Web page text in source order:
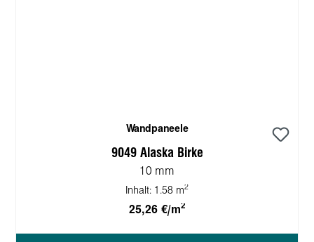
Wandpaneele
9049 Alaska Birke
10 mm
Inhalt: 1.58 m2
25,26 €/m2